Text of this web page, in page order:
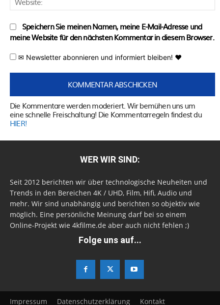
Speichern Sie meinen Namen, meine E-Mail-Adresse und
meine Website für den nächsten Kommentar in diesem Browser.
✉ Newsletter abonnieren und informiert bleiben! ♥
Die Kommentare werden moderiert. Wir bemühen uns um
eine schnelle Freischaltung! Die Kommentarregeln findest du
HIER!
WER WIR SIND:
Seit 2012 berichten wir über technologische Neuheiten und
Trends in den Bereichen 4K / UHD, Film, Hifi, Audio und
mehr. Wir sind unabhängig und berichten so objektiv wie
möglich. Eine persönliche Meinung darf bei so einem
Online-Projekt wie 4kfilme.de aber auch nicht fehlen ;)
Folge uns auf...
Impressum Datenschutzerklärung Kontakt